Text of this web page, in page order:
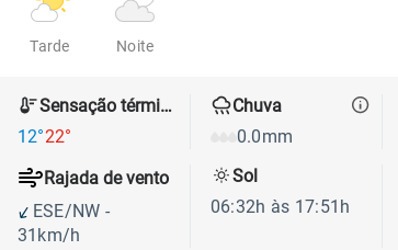
Tarde Noite
Sensação térmica
12°22°
Chuva
0.0mm
Rajada de vento
ESE/NW -
31km/h
Sol
06:32h às 17:51h